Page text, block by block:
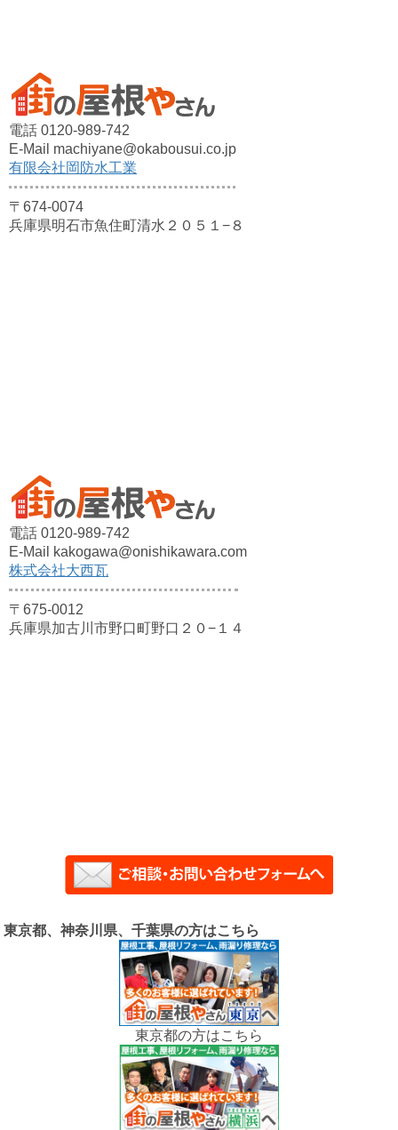
電話 0120-989-742
E-Mail machiyane@okabousui.co.jp
有限会社岡防水工業
〒674-0074
兵庫県明石市魚住町清水２０５１−８
電話 0120-989-742
E-Mail kakogawa@onishikawara.com
株式会社大西瓦
〒675-0012
兵庫県加古川市野口町野口２０−１４
東京都、神奈川県、千葉県の方はこちら
東京都の方はこちら